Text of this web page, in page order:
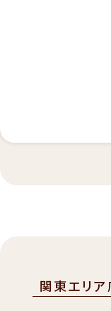
関東エリア